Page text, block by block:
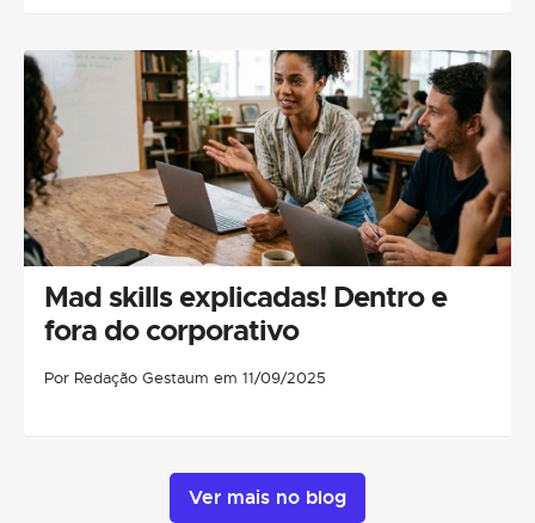
Mad skills explicadas! Dentro e
fora do corporativo
Por Redação Gestaum em 11/09/2025
Ver mais no blog